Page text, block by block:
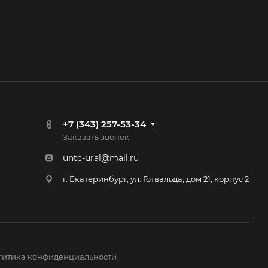
+7 (343) 257-53-34
Заказать звонок
untc-ural@mail.ru
г. Екатеринбург, ул. Готвальда, дом 21, корпус 2
конфиденциальности